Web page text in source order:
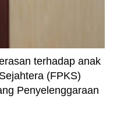
terhadap anak
(FPKS)
Penyelenggaraan